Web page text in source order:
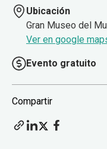
Ubicación
Gran Museo del
Ver en google
Evento gratuito
Compartir